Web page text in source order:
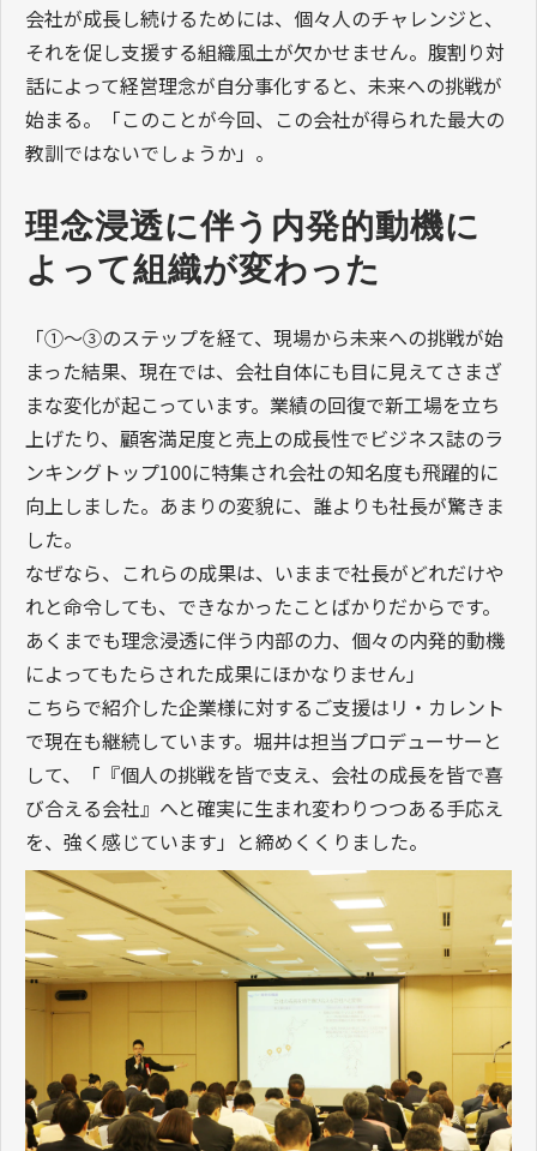
会社が成長し続けるためには、個々人のチャレンジと、
それを促し支援する組織風土が欠かせません。腹割り対
話によって経営理念が自分事化すると、未来への挑戦が
始まる。「このことが今回、この会社が得られた最大の
教訓ではないでしょうか」。
理念浸透に伴う内発的動機に
よって組織が変わった
「①～③のステップを経て、現場から未来への挑戦が始
まった結果、現在では、会社自体にも目に見えてさまざ
まな変化が起こっています。業績の回復で新工場を立ち
上げたり、顧客満足度と売上の成長性でビジネス誌のラ
ンキングトップ100に特集され会社の知名度も飛躍的に
向上しました。あまりの変貌に、誰よりも社長が驚きま
した。
なぜなら、これらの成果は、いままで社長がどれだけや
れと命令しても、できなかったことばかりだからです。
あくまでも理念浸透に伴う内部の力、個々の内発的動機
によってもたらされた成果にほかなりません」
こちらで紹介した企業様に対するご支援はリ・カレント
で現在も継続しています。堀井は担当プロデューサーと
して、「『個人の挑戦を皆で支え、会社の成長を皆で喜
び合える会社』へと確実に生まれ変わりつつある手応え
を、強く感じています」と締めくくりました。